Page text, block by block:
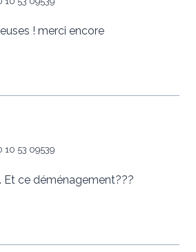
! merci encore
10 53 09539
Et ce déménagement???